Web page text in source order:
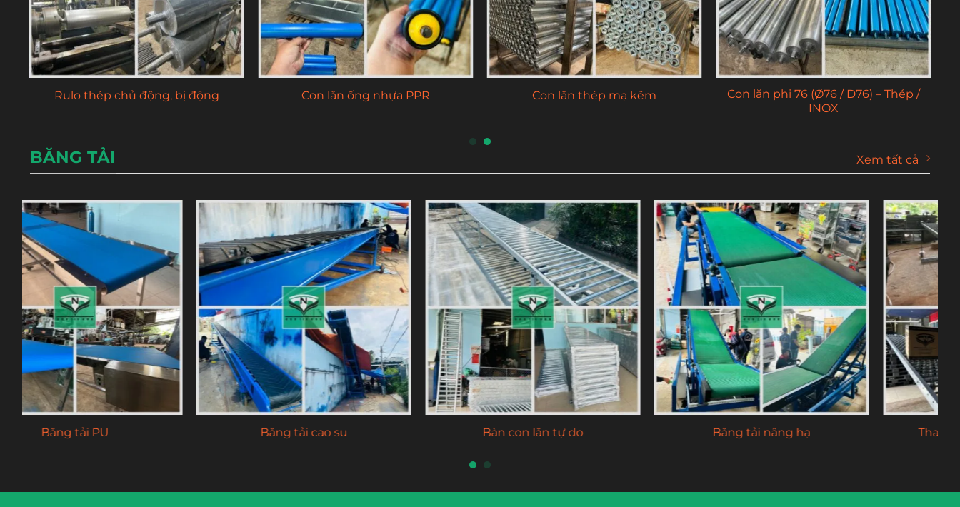
Con lăn thép ép cốc bi, có lò xo
Con lăn phi 50 (Ø50 / D50) – INOX
Con lăn thép đóng sơ mi bạc đạn
Con lăn phi 42 (Ø42 / D42) – Thép /
INOX
BĂNG TẢI Xem tất cả
Thang con lăn trượt hàng Băng tải lưới inox 304 Băng tải con lăn truyền động xích Băng tải xích nhựa, inox